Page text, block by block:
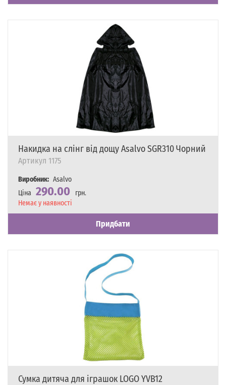
Накидка на слінг від дощу Asalvo SGR310 Чорний
Артикул 1175
Виробник: Asalvo
Ціна 290.00
грн.
Наявність
Немає у наявності
Придбати
Сумка дитяча для іграшок LOGO YVB12